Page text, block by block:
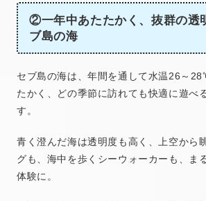
②一年中あたたかく、抜群の透
ブ島の海
セブ島の海は、年間を通して水温26～
たかく、どの季節に訪れても快適に遊べ
す。
青く澄んだ海は透明度も高く、上空から
グも、海中を歩くシーウォーカーも、ま
体験に。